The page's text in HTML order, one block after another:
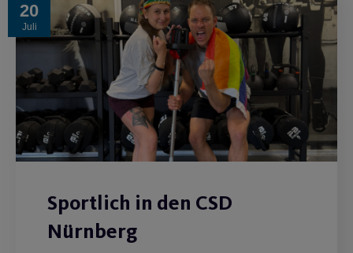
20
Juli
Sportlich in den CSD
Nürnberg